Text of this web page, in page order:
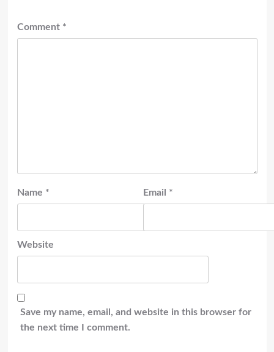
Comment *
Name * Email *
Website
Save my name, email, and website in this browser for
the next time I comment.